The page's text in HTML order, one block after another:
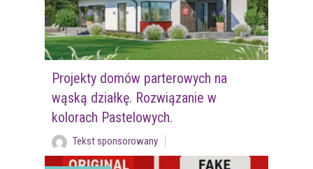
Projekty domów parterowych na
wąską działkę. Rozwiązanie w
kolorach Pastelowych.
Tekst sponsorowany